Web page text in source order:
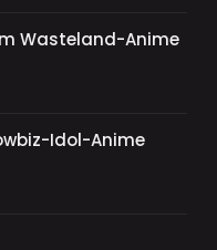
Wasteland-Anime
Idol-Anime